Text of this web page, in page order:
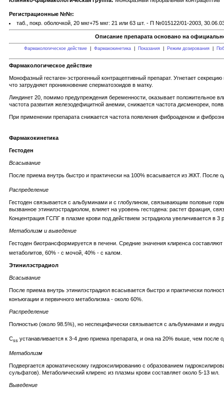
Регистрационные №№:
таб., покр. оболочкой, 20 мкг+75 мкг: 21 или 63 шт. - П №015122/01-2003,
Описание препарата основано на
Фармакологическое действие Фармакокинетика Показания Режим дозирования
Фармакологическое действие
Монофазный гестаген-эстрогенный контрацептивный препарат. Угнетает
что затрудняет проникновение сперматозоидов в матку.
Линдинет 20, помимо предупреждения беременности, оказывает положительное
частота развития железодефицитной анемии, снижается частота дисменореи,
При применении препарата снижается частота появления фиброаденом и
Фармакокинетика
Гестоден
Всасывание
После приема внутрь быстро и практически на 100% всасывается из ЖКТ. После
Распределение
Гестоден связывается с альбуминами и с глобулином, связывающим половые
вызванное этинилэстрадиолом, влияет на уровень гестодена: растет фракция,
Концентрация ГСПГ в плазме крови под действием эстрадиола увеличивается в
Метаболизм и выведение
Гестоден биотрансформируется в печени. Средние значения клиренса
метаболитов, 60% - с мочой, 40% - с калом.
Этинилэстрадиол
Всасывание
После приема внутрь этинилэстрадиол всасывается быстро и практически
конъюгации и первичного метаболизма - около 60%.
Распределение
Полностью (около 98.5%), но неспецифически связывается с альбуминами и
Css устанавливается к 3-4 дню приема препарата, и она на 20% выше, чем после
Метаболизм
Подвергается ароматическому гидроксилированию с образованием
сульфатов). Метаболический клиренс из плазмы крови составляет около 5-13 мл.
Выведение